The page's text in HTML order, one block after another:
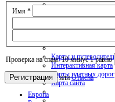
Карты и путеводители
Интерактивная карта
Карты платных дорог
Карта сайта
Имя *
Проверка на спам: 10 минус 1 равно
Регистрация илиОтмена
Европа